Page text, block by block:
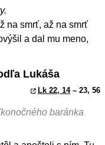
na smrť, až na smrť
a dal mu meno,
Lukáša
Lk 22, 14– 23, 56
baránka